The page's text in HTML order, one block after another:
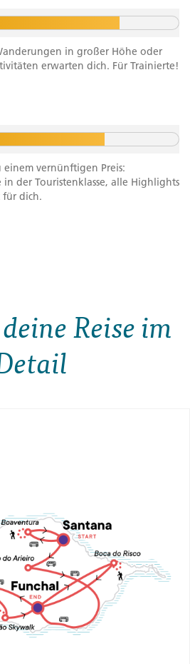
in großer Höhe oder
erwarten dich. Für Trainierte!
einem vernünftigen Preis:
der Touristenklasse, alle Highlights
dich.
Reise im